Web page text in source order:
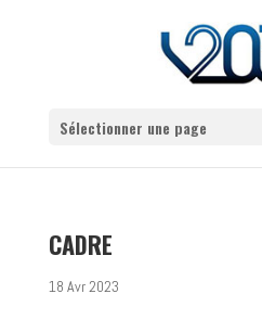
Sélectionner une page
CADRE
18 Avr 2023